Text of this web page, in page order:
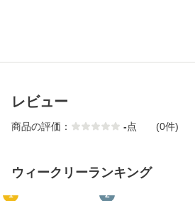
レビュー
商品の評価： -点 (0件)
ウィークリーランキング
1 2